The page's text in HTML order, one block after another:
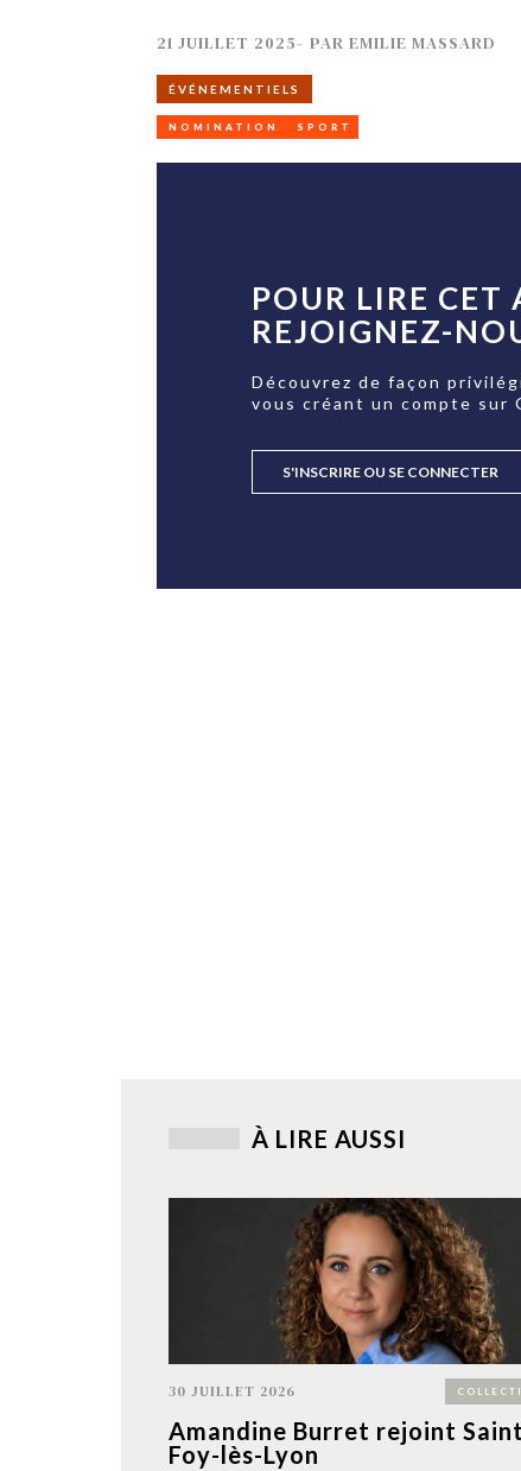
21 JUILLET 2025- PAREMILIE MASSARD
ÉVÉNEMENTIELS
NOMINATION SPORT
POUR LIRE CET
REJOIGNEZ-
Découvrez de façon
vous créant un compte sur
S'INSCRIRE OU SE CONNECTER
À LIRE AUSSI
30 JUILLET 2026
Amandine Burret rejoint
Foy-lès-Lyon